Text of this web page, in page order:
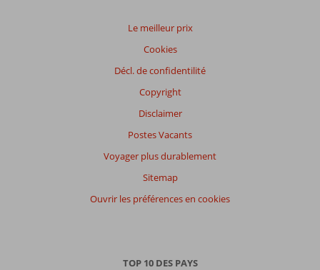
Le meilleur prix
Cookies
Décl. de confidentilité
Copyright
Disclaimer
Postes Vacants
Voyager plus durablement
Sitemap
Ouvrir les préférences en cookies
TOP 10 DES PAYS